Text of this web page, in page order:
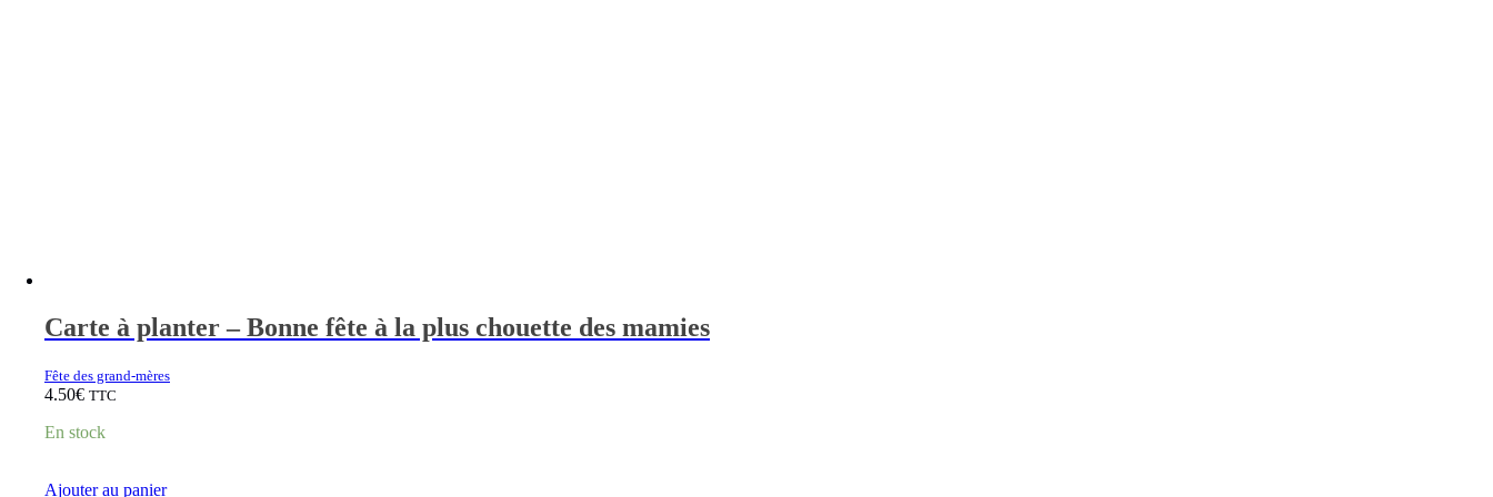
Carte à planter – Bonne fête à la plus chouette des mamies
Fête des grand-mères
4.50€ TTC
En stock
Ajouter au panier